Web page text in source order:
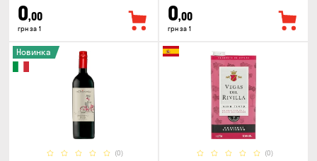
0,00
грн за 1
0,00
грн за 1
(0)
Новинка
(0)